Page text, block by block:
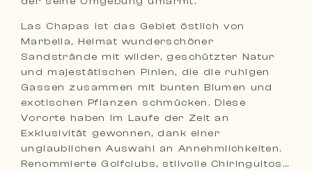
Las Chapas ist das Gebiet östlich von
Marbella, Heimat wunderschöner
Sandstrände mit wilder, geschützter Natur
und majestätischen Pinien, die die ruhigen
Gassen zusammen mit bunten Blumen und
exotischen Pflanzen schmücken. Diese
Vororte haben im Laufe der Zeit an
Exklusivität gewonnen, dank einer
unglaublichen Auswahl an Annehmlichkeiten.
Renommierte Golfclubs, stilvolle Chiringuitos,